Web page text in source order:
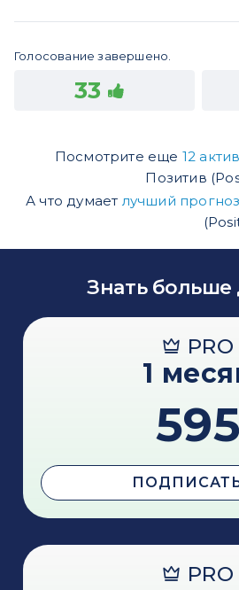
Голосование завершено.
33
Посмотрите еще 12
Позитив
А что думает лучший
Знать больше
PRO
1
595
PRO